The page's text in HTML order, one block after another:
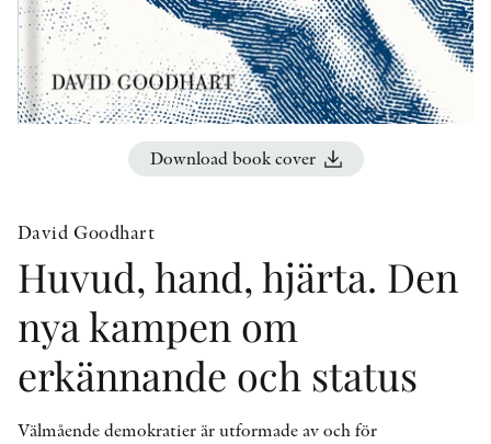
Download book cover
David Goodhart
Huvud, hand, hjärta. Den
nya kampen om
erkännande och status
Välmående demokratier är utformade av och för